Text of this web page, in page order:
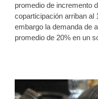
promedio de incremento
coparticipación arriban al
embargo la demanda de
promedio de 20% en un